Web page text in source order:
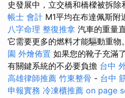
史發展中，立交橋和橋樑被拆除
帳士 會計 M1平均在布達佩斯附
八字命理 整復推拿 汽車的重量
它需要更多的燃料才能驅動重物
園 外燴佈置 如果您的靴子充滿
有關鍵系統的不必要負擔 台中
高雄律師推薦 竹東整骨 - 台中
申報實務 冷凍櫃推薦 on page